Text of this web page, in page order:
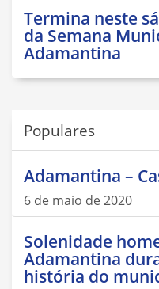
Termina neste
da Semana
Adamantina
Populares
Adamantina –
6 de maio de 2020
Solenidade
Adamantina
história do